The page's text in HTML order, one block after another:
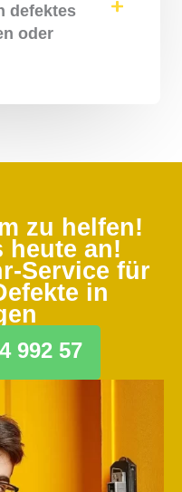
defektes
oder
zu helfen!
heute an!
Service für
in
992 57